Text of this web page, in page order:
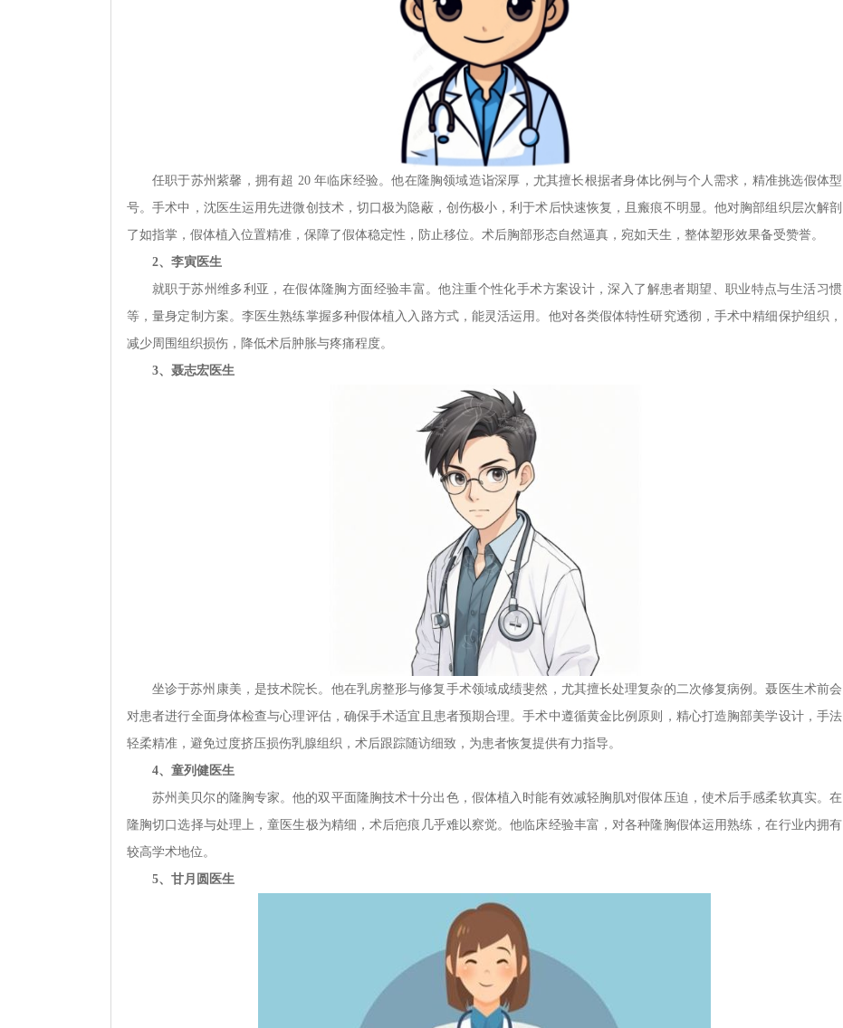
任职于苏州紫馨，拥有超 20 年临床经验。他在隆胸领域造诣深厚，尤其擅长根据者身体比例与个人需求，精准挑选假体型
号。手术中，沈医生运用先进微创技术，切口极为隐蔽，创伤极小，利于术后快速恢复，且瘢痕不明显。他对胸部组织层次解剖
了如指掌，假体植入位置精准，保障了假体稳定性，防止移位。术后胸部形态自然逼真，宛如天生，整体塑形效果备受赞誉。
2、李寅医生
就职于苏州维多利亚，在假体隆胸方面经验丰富。他注重个性化手术方案设计，深入了解患者期望、职业特点与生活习惯
等，量身定制方案。李医生熟练掌握多种假体植入入路方式，能灵活运用。他对各类假体特性研究透彻，手术中精细保护组织，
减少周围组织损伤，降低术后肿胀与疼痛程度。
3、聂志宏医生
坐诊于苏州康美，是技术院长。他在乳房整形与修复手术领域成绩斐然，尤其擅长处理复杂的二次修复病例。聂医生术前会
对患者进行全面身体检查与心理评估，确保手术适宜且患者预期合理。手术中遵循黄金比例原则，精心打造胸部美学设计，手法
轻柔精准，避免过度挤压损伤乳腺组织，术后跟踪随访细致，为患者恢复提供有力指导。
4、童列健医生
苏州美贝尔的隆胸专家。他的双平面隆胸技术十分出色，假体植入时能有效减轻胸肌对假体压迫，使术后手感柔软真实。在
隆胸切口选择与处理上，童医生极为精细，术后疤痕几乎难以察觉。他临床经验丰富，对各种隆胸假体运用熟练，在行业内拥有
较高学术地位。
5、甘月圆医生